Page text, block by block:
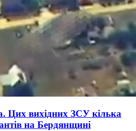
Цих вихідних ЗСУ кілька
на Бердянщині